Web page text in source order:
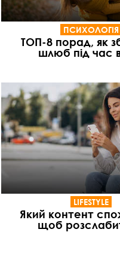
ПСИХОЛОГІЯ
ТОП-8 порад, як
шлюб під час
LIFESTYLE
Який контент
щоб